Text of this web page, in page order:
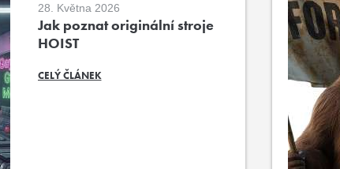
28. Května 2026
Jak poznat originální stroje
HOIST
CELÝ ČLÁNEK